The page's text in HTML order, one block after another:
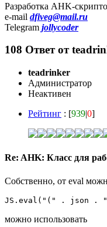
Разработка AHK-
e-mail dfiveg@mail.ru
Telegram jollycoder
108 Ответ от
teadrinker
Администратор
Неактивен
Рейтинг : [939|0]
Re: AHK: Класс для
Собственно, от eval
JS.eval("(" . json .
можно использовать